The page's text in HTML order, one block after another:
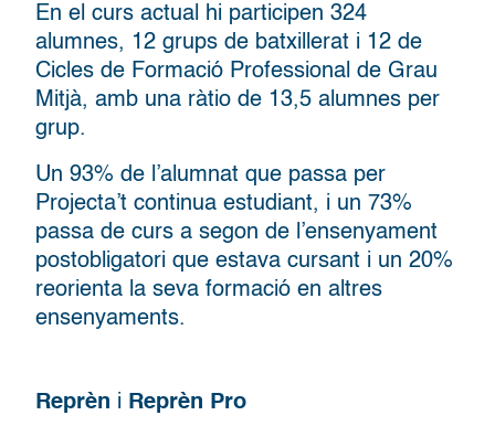
En el curs actual hi participen 324
alumnes, 12 grups de batxillerat i 12 de
Cicles de Formació Professional de Grau
Mitjà, amb una ràtio de 13,5 alumnes per
grup.
Un 93% de l’alumnat que passa per
Projecta’t continua estudiant, i un 73%
passa de curs a segon de l’ensenyament
postobligatori que estava cursant i un 20%
reorienta la seva formació en altres
ensenyaments.
Reprèn i Reprèn Pro